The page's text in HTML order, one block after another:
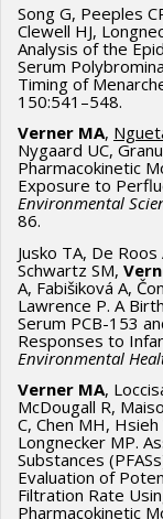
Song G, Peeples
Clewell HJ,
Analysis of the
Serum
Timing of
150:541–548.
Verner MA,
Nygaard UC,
Pharmacokinetic
Exposure to
Environmental
86.
Jusko TA, De
Schwartz SM,
A, Fabišiková A,
Lawrence P. A
Serum PCB-153
Responses to
Environmental
Verner MA,
McDougall R,
C, Chen MH,
Longnecker MP.
Substances
Evaluation of
Filtration Rate
Pharmacokinetic